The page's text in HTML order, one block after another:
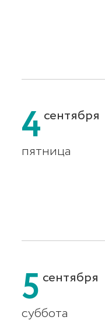
4 сентября
пятница
5 сентября
суббота